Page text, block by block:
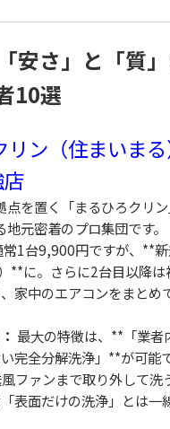
安さ」と「質
10選
ン（住まいま
点を置く「まるひろクリ
元密着のプロ集団です。
常1台9,900円ですが、**
**に。さらに2台目以降は
家中のエアコンをまとめ
最大の特徴は、**「業者
完全分解洗浄」**が可能
ファンまで取り外して洗
表面だけの洗浄」とは一